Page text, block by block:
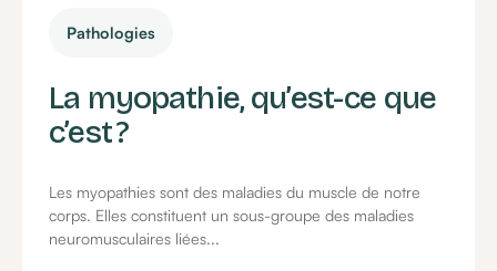
Pathologies
La myopathie, qu’est-ce que
c’est ?
Les myopathies sont des maladies du muscle de notre
corps. Elles constituent un sous-groupe des maladies
neuromusculaires liées...